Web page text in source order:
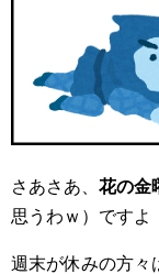
さあさあ、 花の金
思うわｗ）ですよ
週末が休みの方々